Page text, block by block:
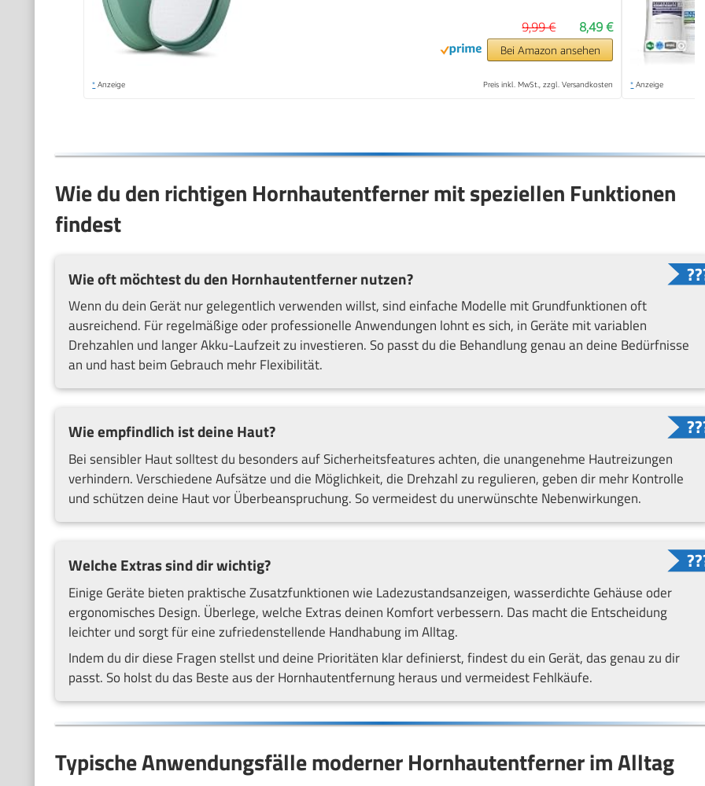
8,49 €
9,99 €
Bei Amazon ansehen
* Anzeige Preis inkl. MwSt., zzgl. Versandkosten * Anzeige
Wie du den richtigen Hornhautentferner mit speziellen Funktionen
findest
Wie oft möchtest du den Hornhautentferner nutzen?
Wenn du dein Gerät nur gelegentlich verwenden willst, sind einfache Modelle mit Grundfunktionen oft
ausreichend. Für regelmäßige oder professionelle Anwendungen lohnt es sich, in Geräte mit variablen
Drehzahlen und langer Akku-Laufzeit zu investieren. So passt du die Behandlung genau an deine Bedürfnisse
an und hast beim Gebrauch mehr Flexibilität.
Wie empfindlich ist deine Haut?
Bei sensibler Haut solltest du besonders auf Sicherheitsfeatures achten, die unangenehme Hautreizungen
verhindern. Verschiedene Aufsätze und die Möglichkeit, die Drehzahl zu regulieren, geben dir mehr Kontrolle
und schützen deine Haut vor Überbeanspruchung. So vermeidest du unerwünschte Nebenwirkungen.
Welche Extras sind dir wichtig?
Einige Geräte bieten praktische Zusatzfunktionen wie Ladezustandsanzeigen, wasserdichte Gehäuse oder
ergonomisches Design. Überlege, welche Extras deinen Komfort verbessern. Das macht die Entscheidung
leichter und sorgt für eine zufriedenstellende Handhabung im Alltag.
Indem du dir diese Fragen stellst und deine Prioritäten klar definierst, findest du ein Gerät, das genau zu dir
passt. So holst du das Beste aus der Hornhautentfernung heraus und vermeidest Fehlkäufe.
Typische Anwendungsfälle moderner Hornhautentferner im Alltag